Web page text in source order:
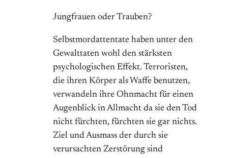
Jungfrauen oder Trauben?
Selbstmordattentate haben unter den
Gewalttaten wohl den stärksten
psychologischen Effekt. Terroristen,
die ihren Körper als Waffe benutzen,
verwandeln ihre Ohnmacht für einen
Augenblick in Allmacht da sie den Tod
nicht fürchten, fürchten sie gar nichts.
Ziel und Ausmass der durch sie
verursachten Zerstörung sind